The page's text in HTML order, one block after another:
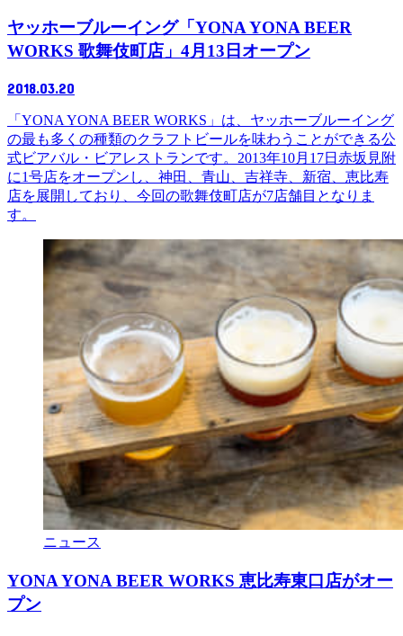
ヤッホーブルーイング「YONA YONA BEER
WORKS 歌舞伎町店」4月13日オープン
2018.03.20
「YONA YONA BEER WORKS」は、ヤッホーブルーイング
の最も多くの種類のクラフトビールを味わうことができる公
式ビアバル・ビアレストランです。2013年10月17日赤坂見附
に1号店をオープンし、神田、青山、吉祥寺、新宿、恵比寿
店を展開しており、今回の歌舞伎町店が7店舗目となりま
す。
ニュース
YONA YONA BEER WORKS 恵比寿東口店がオー
プン